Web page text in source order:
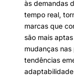
às demandas
tempo real,
marcas que
são mais
mudanças
tendências